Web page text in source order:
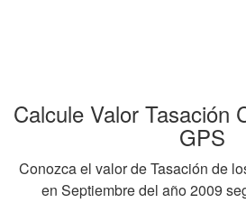
Calcule Valor Tasación
GPS
Conozca el valor de Tasación de
en Septiembre del año 2009